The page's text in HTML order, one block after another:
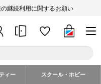
継続利用に関するお願い
ィー スクール・ホビー